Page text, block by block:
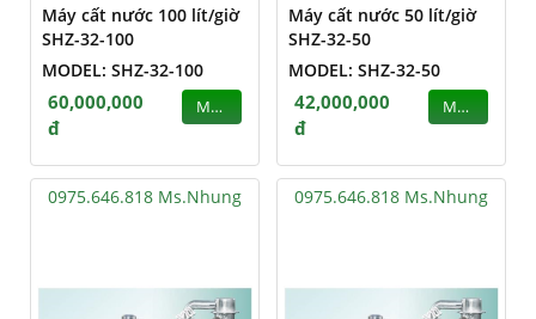
Máy cất nước 100 lít/giờ
SHZ-32-100
MODEL: SHZ-32-100
60,000,000
đ
MUA
Máy cất nước 50 lít/giờ
SHZ-32-50
MODEL: SHZ-32-50
42,000,000
đ
MUA
0975.646.818 Ms.Nhung 0975.646.818 Ms.Nhung